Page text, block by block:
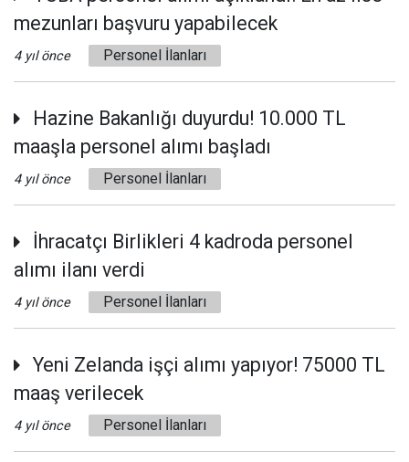
mezunları başvuru yapabilecek
4 yıl önce Personel İlanları
Hazine Bakanlığı duyurdu! 10.000 TL
maaşla personel alımı başladı
4 yıl önce Personel İlanları
İhracatçı Birlikleri 4 kadroda personel
alımı ilanı verdi
4 yıl önce Personel İlanları
Yeni Zelanda işçi alımı yapıyor! 75000 TL
maaş verilecek
4 yıl önce Personel İlanları